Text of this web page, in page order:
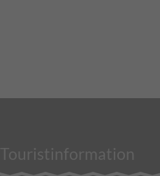
Touristinformation